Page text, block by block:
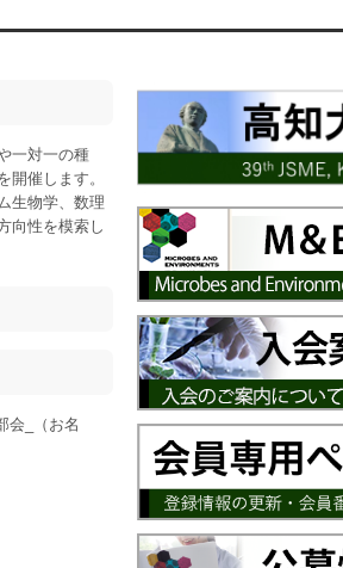
一対一の種
催します。
生物学、数理
向性を模索し
会_（お名